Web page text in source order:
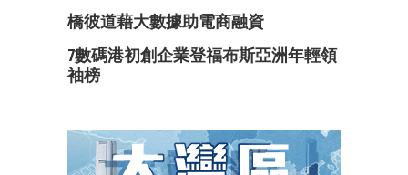
橋彼道藉大數據助電商融資
7數碼港初創企業登福布斯亞洲年輕領
袖榜